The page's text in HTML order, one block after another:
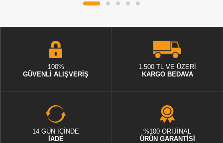
100%
GÜVENLİ ALIŞVERİŞ
1.500 TL VE ÜZERİ
KARGO BEDAVA
14 GÜN İÇİNDE
İADE
%100 ORİJİNAL
ÜRÜN GARANTİSİ